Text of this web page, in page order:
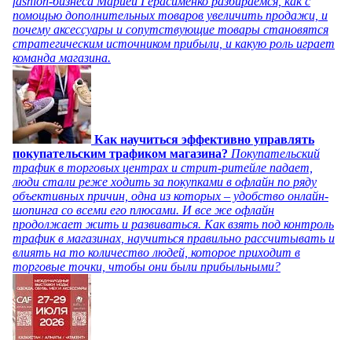
помощью дополнительных товаров увеличить продажи, и
почему аксессуары и сопутствующие товары становятся
стратегическим источником прибыли, и какую роль играет
команда магазина.
Как научиться эффективно управлять
покупательским трафиком магазина? Покупательский
трафик в торговых центрах и стрит-ритейле падает,
люди стали реже ходить за покупками в офлайн по ряду
объективных причин, одна из которых – удобство онлайн-
шопинга со всеми его плюсами. И все же офлайн
продолжает жить и развиваться. Как взять под контроль
трафик в магазинах, научиться правильно рассчитывать и
влиять на то количество людей, которое приходит в
торговые точки, чтобы они были прибыльными?